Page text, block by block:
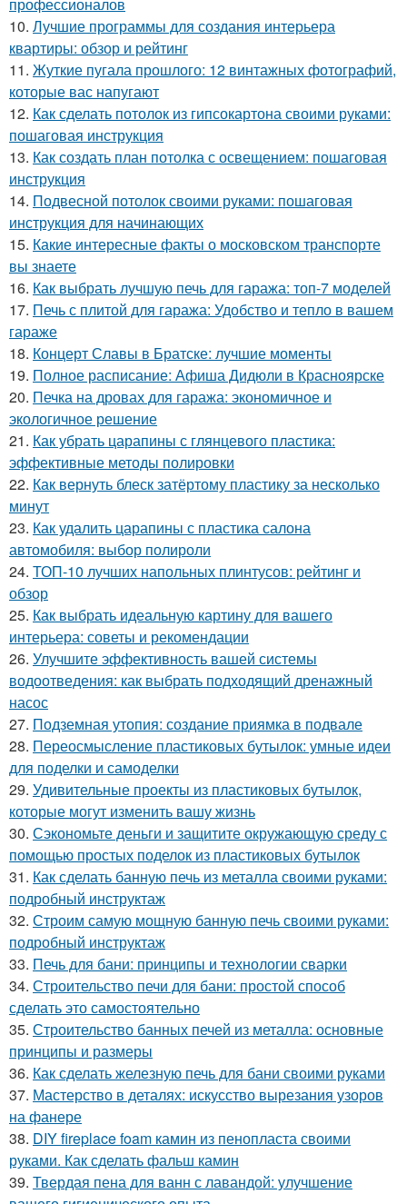
10. Лучшие программы для создания интерьера
квартиры: обзор и рейтинг
11. Жуткие пугала прошлого: 12 винтажных фотографий,
которые вас напугают
12. Как сделать потолок из гипсокартона своими руками:
пошаговая инструкция
13. Как создать план потолка с освещением: пошаговая
инструкция
14. Подвесной потолок своими руками: пошаговая
инструкция для начинающих
15. Какие интересные факты о московском транспорте
вы знаете
16. Как выбрать лучшую печь для гаража: топ-7 моделей
17. Печь с плитой для гаража: Удобство и тепло в вашем
гараже
18. Концерт Славы в Братске: лучшие моменты
19. Полное расписание: Афиша Дидюли в Красноярске
20. Печка на дровах для гаража: экономичное и
экологичное решение
21. Как убрать царапины с глянцевого пластика:
эффективные методы полировки
22. Как вернуть блеск затёртому пластику за несколько
минут
23. Как удалить царапины с пластика салона
автомобиля: выбор полироли
24. ТОП-10 лучших напольных плинтусов: рейтинг и
обзор
25. Как выбрать идеальную картину для вашего
интерьера: советы и рекомендации
26. Улучшите эффективность вашей системы
водоотведения: как выбрать подходящий дренажный
насос
27. Подземная утопия: создание приямка в подвале
28. Переосмысление пластиковых бутылок: умные идеи
для поделки и самоделки
29. Удивительные проекты из пластиковых бутылок,
которые могут изменить вашу жизнь
30. Сэкономьте деньги и защитите окружающую среду с
помощью простых поделок из пластиковых бутылок
31. Как сделать банную печь из металла своими руками:
подробный инструктаж
32. Строим самую мощную банную печь своими руками:
подробный инструктаж
33. Печь для бани: принципы и технологии сварки
34. Строительство печи для бани: простой способ
сделать это самостоятельно
35. Строительство банных печей из металла: основные
принципы и размеры
36. Как сделать железную печь для бани своими руками
37. Мастерство в деталях: искусство вырезания узоров
на фанере
38. DIY fireplace foam камин из пенопласта своими
руками. Как сделать фальш камин
39. Твердая пена для ванн с лавандой: улучшение